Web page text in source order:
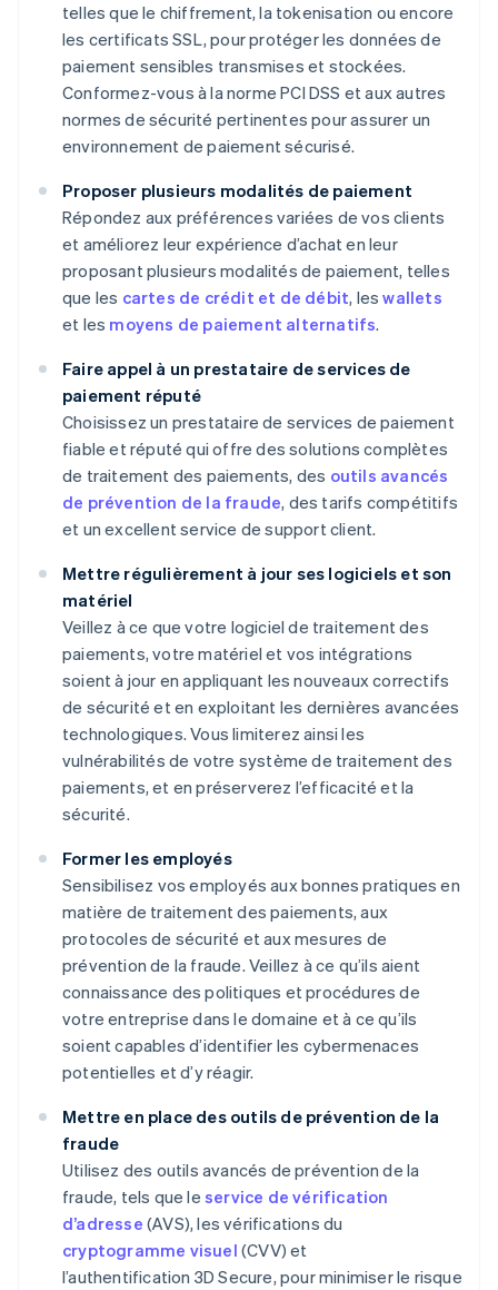
telles que le chiffrement, la tokenisation ou encore
les certificats SSL, pour protéger les données de
paiement sensibles transmises et stockées.
Conformez-vous à la norme PCI DSS et aux autres
normes de sécurité pertinentes pour assurer un
environnement de paiement sécurisé.
Proposer plusieurs modalités de paiement
Répondez aux préférences variées de vos clients
et améliorez leur expérience d’achat en leur
proposant plusieurs modalités de paiement, telles
que les cartes de crédit et de débit, leswallets
et les moyens de paiement alternatifs.
Faire appel à un prestataire de services de
paiement réputé
Choisissez un prestataire de services de paiement
fiable et réputé qui offre des solutions complètes
de traitement des paiements, des outils avancés
de prévention de la fraude, des tarifs compétitifs
et un excellent service de support client.
Mettre régulièrement à jour ses logiciels et son
matériel
Veillez à ce que votre logiciel de traitement des
paiements, votre matériel et vos intégrations
soient à jour en appliquant les nouveaux correctifs
de sécurité et en exploitant les dernières avancées
technologiques. Vous limiterez ainsi les
vulnérabilités de votre système de traitement des
paiements, et en préserverez l’efficacité et la
sécurité.
Former les employés
Sensibilisez vos employés aux bonnes pratiques en
matière de traitement des paiements, aux
protocoles de sécurité et aux mesures de
prévention de la fraude. Veillez à ce qu’ils aient
connaissance des politiques et procédures de
votre entreprise dans le domaine et à ce qu’ils
soient capables d’identifier les cybermenaces
potentielles et d’y réagir.
Mettre en place des outils de prévention de la
fraude
Utilisez des outils avancés de prévention de la
fraude, tels que le service de vérification
d’adresse (AVS), les vérifications du
cryptogramme visuel (CVV) et
l’authentification 3D Secure, pour minimiser le risque